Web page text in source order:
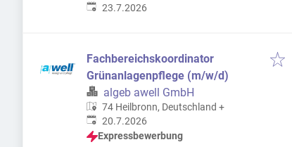
Veröffentlicht:
23.7.2026
Fachbereichskoordinator
Grünanlagenpflege (m/w/d)
algeb awell GmbH
74 Heilbronn, Deutschland +
Veröffentlicht:
20.7.2026
Expressbewerbung